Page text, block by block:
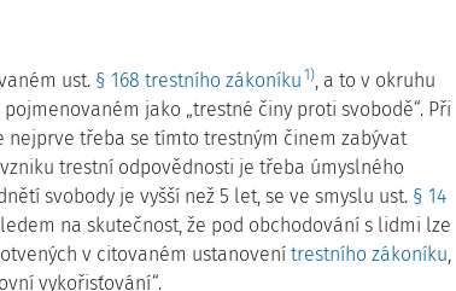
ust. § 168 trestního zákoníku 1), a to v okruhu
jako „trestné činy proti svobodě“. Při
třeba se tímto trestným činem zabývat
trestní odpovědnosti je třeba úmyslného
svobody je vyšší než 5 let, se ve smyslu ust. § 14
na skutečnost, že pod obchodování s lidmi lze
v citovaném ustanovení trestního zákoníku,
vykořisťování“.